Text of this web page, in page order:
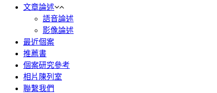
文章論述
語音論述
影像論述
最近個案
推薦書
個案研究參考
相片陳列室
聯繫我們